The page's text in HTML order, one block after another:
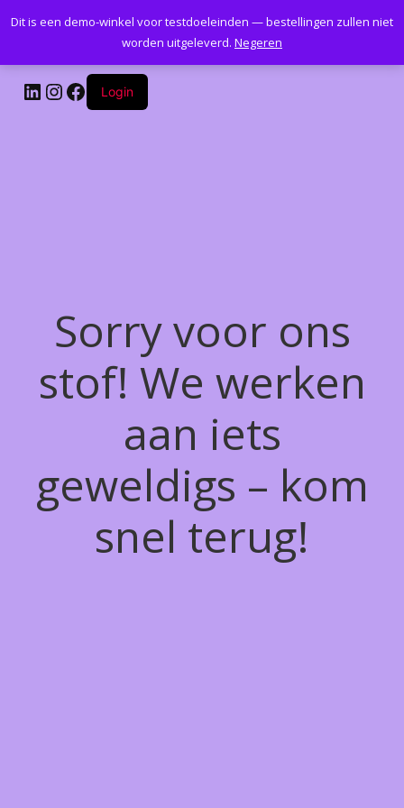
Kantoormeubelenplus.com
LinkedIn
Instagram
Facebook
Login
Sorry voor ons
stof! We werken
aan iets
geweldigs – kom
snel terug!
Dit is een demo-winkel voor testdoeleinden — bestellingen zullen niet
worden uitgeleverd. Negeren